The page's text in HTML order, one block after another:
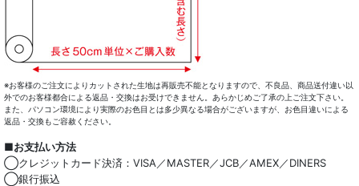
※お客様のご注文によりカットされた生地は再販売不能となりますので、不良品、商品送付違い以
外でのお客様都合による返品・交換はお受けできません。あらかじめご了承の上ご注文下さい。
また、パソコン環境により実際のお色目とは多少異なる場合がございますが、お色目違いによる
返品・交換もご容赦ください。
■お支払い方法
◯クレジットカード決済：VISA／MASTER／JCB／AMEX／DINERS
◯銀行振込